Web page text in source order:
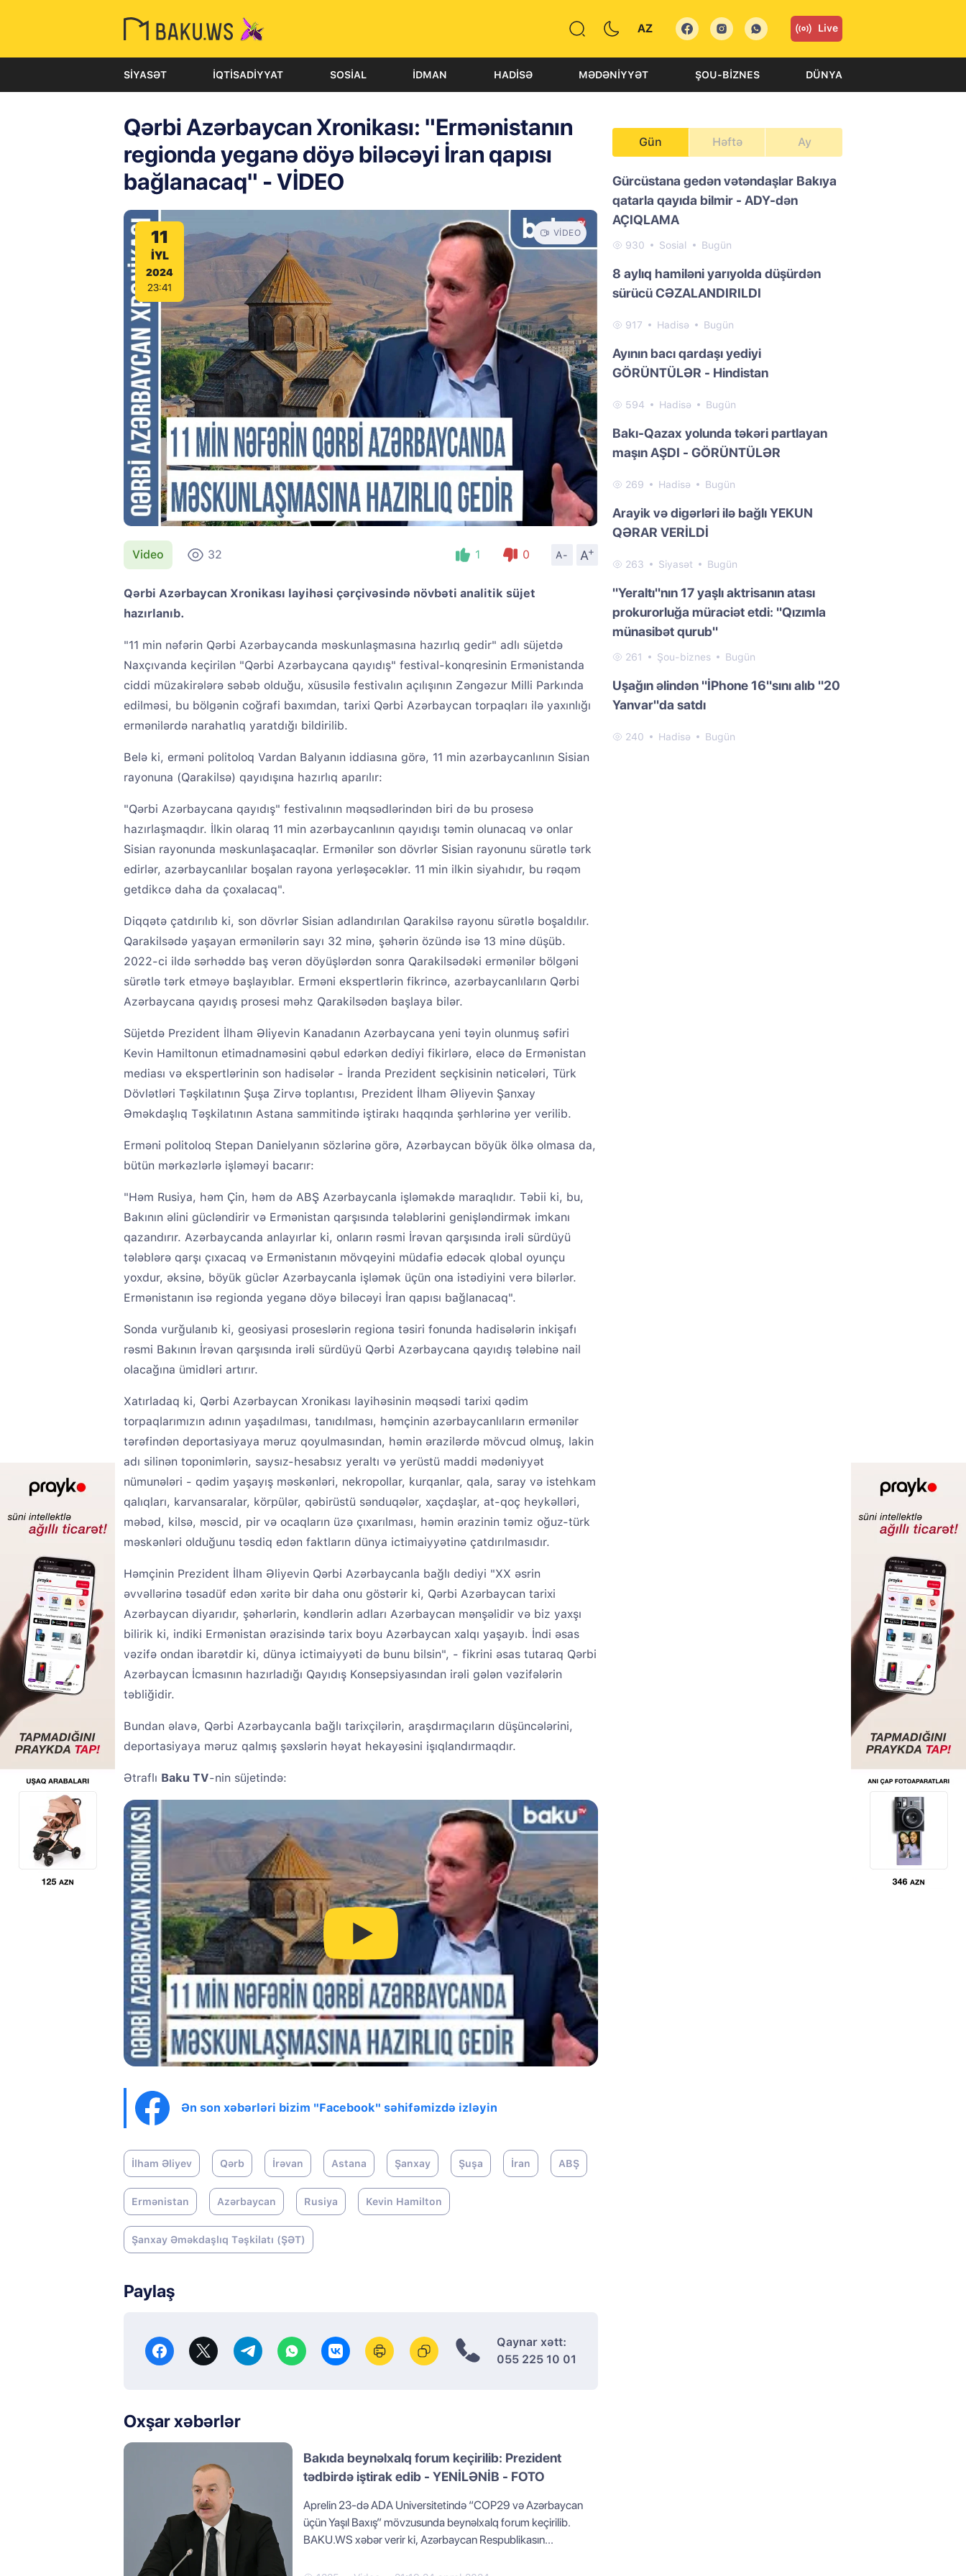
AZ Live
SIYASƏT İQTISADIYYAT SOSIAL İDMAN HADISƏ MƏDƏNIYYƏT ŞOU-BIZNES DÜNYA
Qərbi Azərbaycan Xronikası: "Ermənistanın
regionda yeganə döyə biləcəyi İran qapısı
bağlanacaq" - VİDEO
11
IYL
2024
23:41
VIDEO
Video 32 1 0 A- A
+
Qərbi Azərbaycan Xronikası layihəsi çərçivəsində növbəti analitik süjet
hazırlanıb.
"11 min nəfərin Qərbi Azərbaycanda məskunlaşmasına hazırlıq gedir" adlı süjetdə
Naxçıvanda keçirilən "Qərbi Azərbaycana qayıdış" festival-konqresinin Ermənistanda
ciddi müzakirələrə səbəb olduğu, xüsusilə festivalın açılışının Zəngəzur Milli Parkında
edilməsi, bu bölgənin coğrafi baxımdan, tarixi Qərbi Azərbaycan torpaqları ilə yaxınlığı
ermənilərdə narahatlıq yaratdığı bildirilib.
Belə ki, erməni politoloq Vardan Balyanın iddiasına görə, 11 min azərbaycanlının Sisian
rayonuna (Qarakilsə) qayıdışına hazırlıq aparılır:
"Qərbi Azərbaycana qayıdış" festivalının məqsədlərindən biri də bu prosesə
hazırlaşmaqdır. İlkin olaraq 11 min azərbaycanlının qayıdışı təmin olunacaq və onlar
Sisian rayonunda məskunlaşacaqlar. Ermənilər son dövrlər Sisian rayonunu sürətlə tərk
edirlər, azərbaycanlılar boşalan rayona yerləşəcəklər. 11 min ilkin siyahıdır, bu rəqəm
getdikcə daha da çoxalacaq".
Diqqətə çatdırılıb ki, son dövrlər Sisian adlandırılan Qarakilsə rayonu sürətlə boşaldılır.
Qarakilsədə yaşayan ermənilərin sayı 32 minə, şəhərin özündə isə 13 minə düşüb.
2022-ci ildə sərhəddə baş verən döyüşlərdən sonra Qarakilsədəki ermənilər bölgəni
sürətlə tərk etməyə başlayıblar. Erməni ekspertlərin fikrincə, azərbaycanlıların Qərbi
Azərbaycana qayıdış prosesi məhz Qarakilsədən başlaya bilər.
Süjetdə Prezident İlham Əliyevin Kanadanın Azərbaycana yeni təyin olunmuş səfiri
Kevin Hamiltonun etimadnaməsini qəbul edərkən dediyi fikirlərə, eləcə də Ermənistan
mediası və ekspertlərinin son hadisələr - İranda Prezident seçkisinin nəticələri, Türk
Dövlətləri Təşkilatının Şuşa Zirvə toplantısı, Prezident İlham Əliyevin Şanxay
Əməkdaşlıq Təşkilatının Astana sammitində iştirakı haqqında şərhlərinə yer verilib.
Erməni politoloq Stepan Danielyanın sözlərinə görə, Azərbaycan böyük ölkə olmasa da,
bütün mərkəzlərlə işləməyi bacarır:
"Həm Rusiya, həm Çin, həm də ABŞ Azərbaycanla işləməkdə maraqlıdır. Təbii ki, bu,
Bakının əlini gücləndirir və Ermənistan qarşısında tələblərini genişləndirmək imkanı
qazandırır. Azərbaycanda anlayırlar ki, onların rəsmi İrəvan qarşısında irəli sürdüyü
tələblərə qarşı çıxacaq və Ermənistanın mövqeyini müdafiə edəcək qlobal oyunçu
yoxdur, əksinə, böyük güclər Azərbaycanla işləmək üçün ona istədiyini verə bilərlər.
Ermənistanın isə regionda yeganə döyə biləcəyi İran qapısı bağlanacaq".
Sonda vurğulanıb ki, geosiyasi proseslərin regiona təsiri fonunda hadisələrin inkişafı
rəsmi Bakının İrəvan qarşısında irəli sürdüyü Qərbi Azərbaycana qayıdış tələbinə nail
olacağına ümidləri artırır.
Xatırladaq ki, Qərbi Azərbaycan Xronikası layihəsinin məqsədi tarixi qədim
torpaqlarımızın adının yaşadılması, tanıdılması, həmçinin azərbaycanlıların ermənilər
tərəfindən deportasiyaya məruz qoyulmasından, həmin ərazilərdə mövcud olmuş, lakin
adı silinən toponimlərin, saysız-hesabsız yeraltı və yerüstü maddi mədəniyyət
nümunələri - qədim yaşayış məskənləri, nekropollar, kurqanlar, qala, saray və istehkam
qalıqları, karvansaralar, körpülər, qəbirüstü sənduqələr, xaçdaşlar, at-qoç heykəlləri,
məbəd, kilsə, məscid, pir və ocaqların üzə çıxarılması, həmin ərazinin təmiz oğuz-türk
məskənləri olduğunu təsdiq edən faktların dünya ictimaiyyətinə çatdırılmasıdır.
Həmçinin Prezident İlham Əliyevin Qərbi Azərbaycanla bağlı dediyi "XX əsrin
əvvəllərinə təsadüf edən xəritə bir daha onu göstərir ki, Qərbi Azərbaycan tarixi
Azərbaycan diyarıdır, şəhərlərin, kəndlərin adları Azərbaycan mənşəlidir və biz yaxşı
bilirik ki, indiki Ermənistan ərazisində tarix boyu Azərbaycan xalqı yaşayıb. İndi əsas
vəzifə ondan ibarətdir ki, dünya ictimaiyyəti də bunu bilsin", - fikrini əsas tutaraq Qərbi
Azərbaycan İcmasının hazırladığı Qayıdış Konsepsiyasından irəli gələn vəzifələrin
təbliğidir.
Bundan əlavə, Qərbi Azərbaycanla bağlı tarixçilərin, araşdırmaçıların düşüncələrini,
deportasiyaya məruz qalmış şəxslərin həyat hekayəsini işıqlandırmaqdır.
Ətraflı Baku TV-nin süjetində:
Ən son xəbərləri bizim "Facebook" səhifəmizdə izləyin
İlham Əliyev Qərb İrəvan Astana Şanxay Şuşa İran ABŞ
Ermənistan Azərbaycan Rusiya Kevin Hamilton
Şanxay Əməkdaşlıq Təşkilatı (ŞƏT)
Paylaş
Qaynar xətt:
055 225 10 01
Oxşar xəbərlər
Bakıda beynəlxalq forum keçirilib: Prezident
tədbirdə iştirak edib - YENİLƏNİB - FOTO
Aprelin 23-də ADA Universitetində “COP29 və Azərbaycan
üçün Yaşıl Baxış” mövzusunda beynəlxalq forum keçirilib.
BAKU.WS xəbər verir ki, Azərbaycan Respublikasın...
Gün Həftə Ay
Gürcüstana gedən vətəndaşlar Bakıya
qatarla qayıda bilmir - ADY-dən
AÇIQLAMA
930 Sosial Bugün
8 aylıq hamiləni yarıyolda düşürdən
sürücü CƏZALANDIRILDI
917 Hadisə Bugün
Ayının bacı qardaşı yediyi
GÖRÜNTÜLƏR - Hindistan
594 Hadisə Bugün
Bakı-Qazax yolunda təkəri partlayan
maşın AŞDI - GÖRÜNTÜLƏR
269 Hadisə Bugün
Arayik və digərləri ilə bağlı YEKUN
QƏRAR VERİLDİ
263 Siyasət Bugün
"Yeraltı"nın 17 yaşlı aktrisanın atası
prokurorluğa müraciət etdi: "Qızımla
münasibət qurub"
261 Şou-biznes Bugün
Uşağın əlindən "İPhone 16"sını alıb "20
Yanvar"da satdı
240 Hadisə Bugün